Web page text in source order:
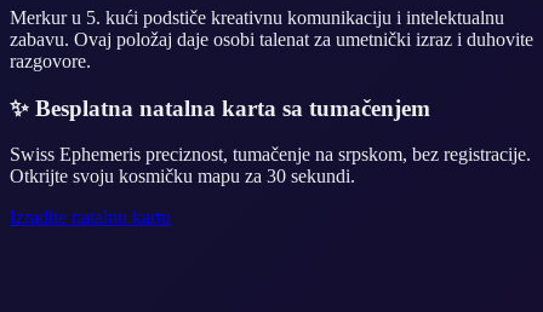
Merkur u 5. kući podstiče kreativnu komunikaciju i intelektualnu
zabavu. Ovaj položaj daje osobi talenat za umetnički izraz i duhovite
razgovore.
✨ Besplatna natalna karta sa tumačenjem
Swiss Ephemeris preciznost, tumačenje na srpskom, bez registracije.
Otkrijte svoju kosmičku mapu za 30 sekundi.
Izradite natalnu kartu